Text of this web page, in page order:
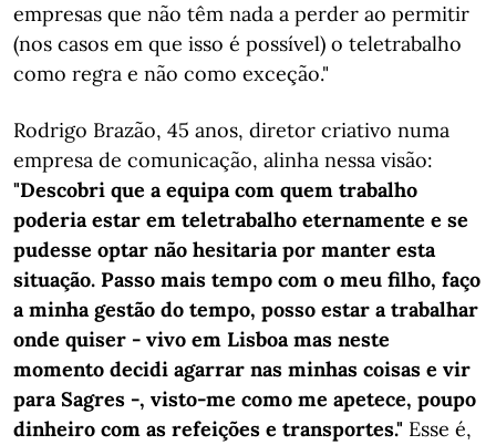
empresas que não têm nada a perder ao permitir
(nos casos em que isso é possível) o teletrabalho
como regra e não como exceção."
Rodrigo Brazão, 45 anos, diretor criativo numa
empresa de comunicação, alinha nessa visão:
"Descobri que a equipa com quem trabalho
poderia estar em teletrabalho eternamente e se
pudesse optar não hesitaria por manter esta
situação. Passo mais tempo com o meu filho, faço
a minha gestão do tempo, posso estar a trabalhar
onde quiser - vivo em Lisboa mas neste
momento decidi agarrar nas minhas coisas e vir
para Sagres -, visto-me como me apetece, poupo
dinheiro com as refeições e transportes." Esse é,